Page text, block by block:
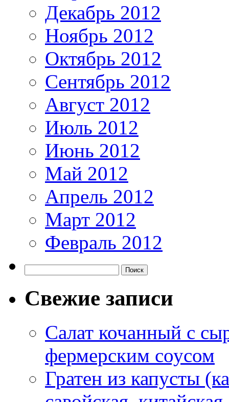
Декабрь 2012
Ноябрь 2012
Октябрь 2012
Сентябрь 2012
Август 2012
Июль 2012
Июнь 2012
Май 2012
Апрель 2012
Март 2012
Февраль 2012
Свежие записи
Салат кочанный с
фермерским соусом
Гратен из капусты